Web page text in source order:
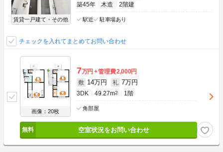
賃貸一戸建て・その他
築45年
木造 2階建
駅近 駐車場あり
チェックを入れてまとめてお問い合わせ
画像：20枚
7万円 管理費2,000円
敷 14万円 礼 7万円
3DK 49.27m2 1階
角部屋
空室状況をお問い合わせ